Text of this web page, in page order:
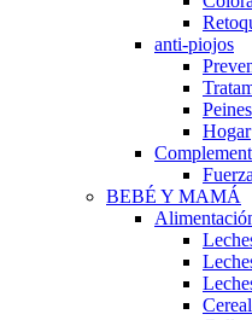
anti-piojos
Peines
Hogar
BEBÉ Y MAMÁ